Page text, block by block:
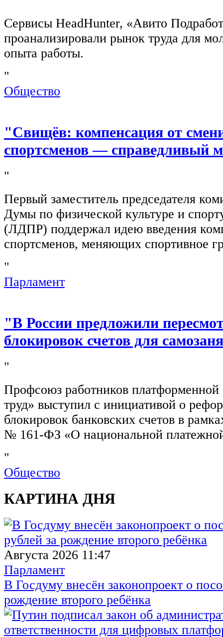
Сервисы HeadHunter, «Авито
проанализировали рынок труда для
опыта работы.
"
Общество
"Свищёв: компенсация от
спортсменов — справедливый
"
Первый заместитель председателя
Думы по физической культуре и
(ЛДПР) поддержал идею введения
спортсменов, меняющих спортивное
"
Парламент
"В России предложили
блокировок счетов для
"
Профсоюз работников
труд» выступил с инициативой о
блокировок банковских счетов в
№ 161-ФЗ «О национальной
"
Общество
КАРТИНА ДНЯ
Августа 2026 11:47
Парламент
В Госдуму внесён законопроект о
рождение второго ребёнка